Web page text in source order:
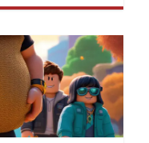
mondes, créer
à leurs idées.
jeu, une chose
[…]